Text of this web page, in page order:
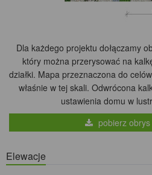
Dla każdego projektu dołączamy
który można przerysować na
działki. Mapa przeznaczona do
właśnie w tej skali. Odwrócona
ustawienia domu w
pobierz
Elewacje